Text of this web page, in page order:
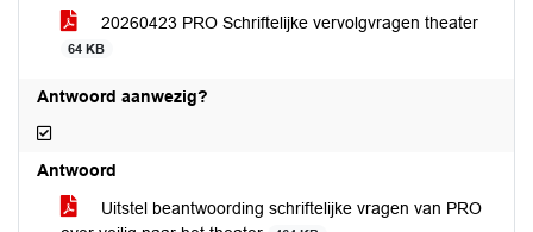
20260423 PRO Schriftelijke vervolgvragen theater
64 KB
Antwoord aanwezig?
Antwoord aanwezig?
Antwoord
Uitstel beantwoording schriftelijke vragen van PRO